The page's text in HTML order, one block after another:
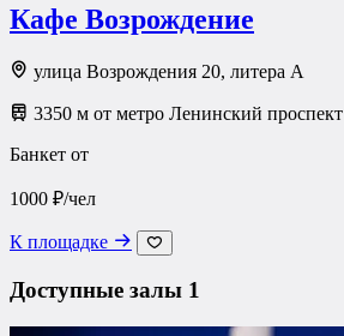
Кафе Возрождение
улица Возрождения 20, литера А
3350 м от метро Ленинский проспект
Банкет от
1000 ₽/чел
К площадке
Доступные залы 1